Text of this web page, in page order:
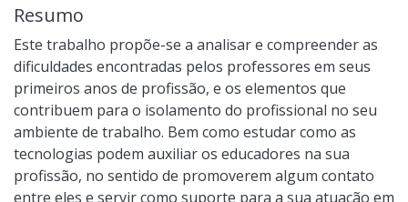
Resumo
Este trabalho propõe-se a analisar e compreender as
dificuldades encontradas pelos professores em seus
primeiros anos de profissão, e os elementos que
contribuem para o isolamento do profissional no seu
ambiente de trabalho. Bem como estudar como as
tecnologias podem auxiliar os educadores na sua
profissão, no sentido de promoverem algum contato
entre eles e servir como suporte para a sua atuação em